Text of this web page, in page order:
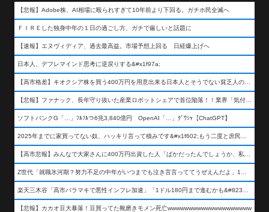
【悲報】Adobe株、AI相場に殴られすぎて10年前より下回る。ガチホ民全滅へ
ＦＩＲＥした独身中年の１日の過ごし方、ガチで厳しいと話題に
【速報】エヌヴィディア、過去最高益。市場予想上回る 日経爆上げへ
日本人、デフレマインド思考に逆戻りする&#x1f97a;
ソフトバンクG「…」ﾌﾙﾌﾙつ6兆3,840億円 OpenAI「…」ｸﾞﾜｼｬ【ChatGPT】
【悲報】カカオ豆大暴落！豆買ってた靴磨きモメン死亡wwwwwwwwwwwwwwwwwwww